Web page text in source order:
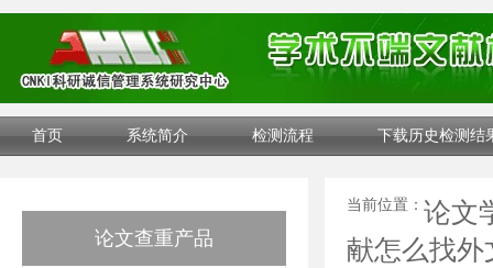
首页 系统简介 检测流程 下载历史检测结
论文查重产品
当前位置： 论文
献怎么找外